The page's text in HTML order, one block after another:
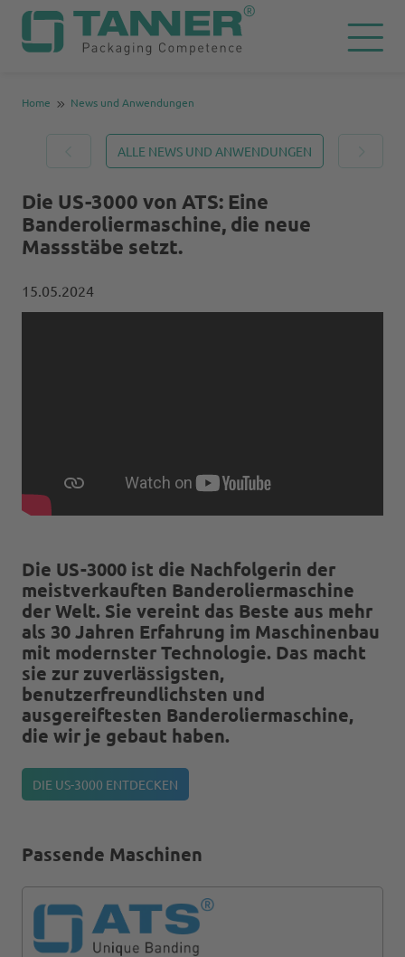
Home News und Anwendungen
ALLE NEWS UND ANWENDUNGEN
Die US-3000 von ATS: Eine
Banderoliermaschine, die neue
Massstäbe setzt.
15.05.2024
Die US-3000 ist die Nachfolgerin der
meistverkauften Banderoliermaschine
der Welt. Sie vereint das Beste aus mehr
als 30 Jahren Erfahrung im Maschinenbau
mit modernster Technologie. Das macht
sie zur zuverlässigsten,
benutzerfreundlichsten und
ausgereiftesten Banderoliermaschine,
die wir je gebaut haben.
DIE US-3000 ENTDECKEN
Passende Maschinen